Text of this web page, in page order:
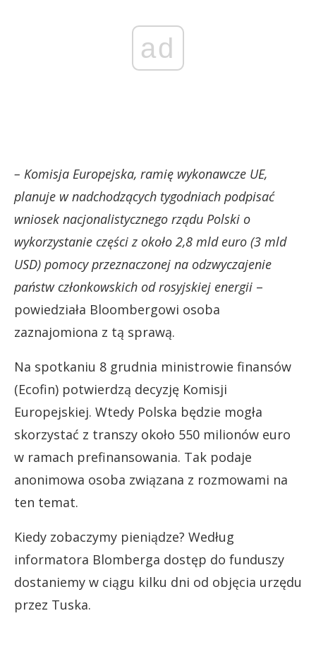
ad
– Komisja Europejska, ramię wykonawcze UE,
planuje w nadchodzących tygodniach podpisać
wniosek nacjonalistycznego rządu Polski o
wykorzystanie części z około 2,8 mld euro (3 mld
USD) pomocy przeznaczonej na odzwyczajenie
państw członkowskich od rosyjskiej energii –
powiedziała Bloombergowi osoba
zaznajomiona z tą sprawą.
Na spotkaniu 8 grudnia ministrowie finansów
(Ecofin) potwierdzą decyzję Komisji
Europejskiej. Wtedy Polska będzie mogła
skorzystać z transzy około 550 milionów euro
w ramach prefinansowania. Tak podaje
anonimowa osoba związana z rozmowami na
ten temat.
Kiedy zobaczymy pieniądze? Według
informatora Blomberga dostęp do funduszy
dostaniemy w ciągu kilku dni od objęcia urzędu
przez Tuska.